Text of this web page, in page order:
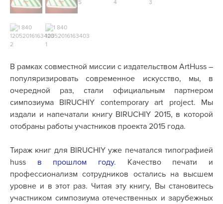
В рамках совместной миссии с издательством ArtHuss –
популяризировать современное искусство, мы, в
очередной раз, стали официальным партнером
симпозиума BIRUCHIY contemporary art project. Мы
издали и напечатали книгу BIRUCHIY 2015, в которой
отобраны работы участников проекта 2015 года.
Тираж книг для BIRUCHIY уже печатался типографией
huss
в прошлом году. Качество печати и
профессионализм сотрудников остались на высшем
уровне и в этот раз. Читая эту книгу, Вы становитесь
участником симпозиума отечественных и зарубежных